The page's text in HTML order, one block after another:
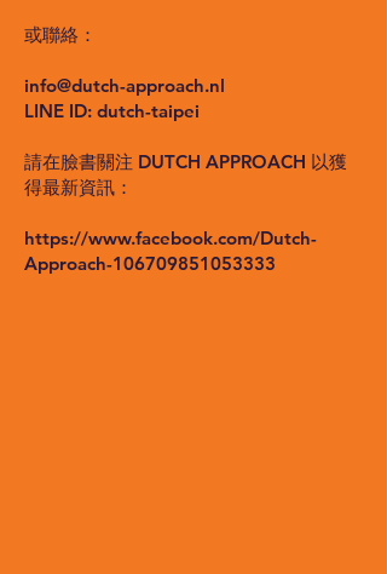
或聯絡：
info@dutch-approach.nl
LINE ID: dutch-taipei
請在臉書關注 DUTCH APPROACH 以獲
得最新資訊：
https://www.facebook.com/Dutch-
Approach-106709851053333